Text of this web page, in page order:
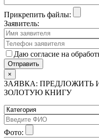
Прикрепить файлы:
Заявитель:
Даю согласие на
×
ЗАЯВКА: ПРЕДЛОЖИТЬ
ЗОЛОТУЮ КНИГУ
Фото: